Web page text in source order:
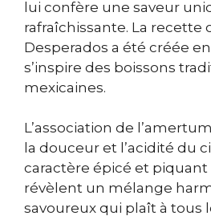
lui confère une saveur
rafraîchissante. La recette
Desperados a été créée
s’inspire des boissons
mexicaines.
L’association de
la douceur et l’acidité du
caractère épicé et piquant
révèlent un mélange
savoureux qui plaît à tous